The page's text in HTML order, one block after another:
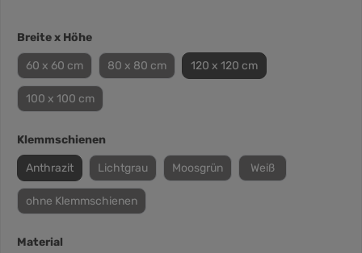
Breite x Höhe
60 x 60 cm 80 x 80 cm 120 x 120 cm
100 x 100 cm
Klemmschienen
Anthrazit Lichtgrau Moosgrün Weiß
ohne Klemmschienen
Material